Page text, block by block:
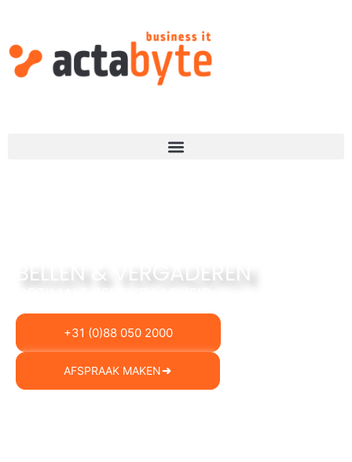
BELLEN & VERGADEREN
+31 (0)88 050 2000
AFSPRAAK MAKEN